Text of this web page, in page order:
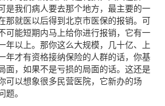
是我们病人要去那个地方，最主要的一
那就医以后得到北京市医保的报销。可
可能短期内马上给你进行报销，它有一
年以上。那你这么大规模，几十亿、上
年才有资格接纳保险的人群的话，你基
面，如果不是亏损的局面的话。这还是
可以想象很多民营医院，它新办的场
。